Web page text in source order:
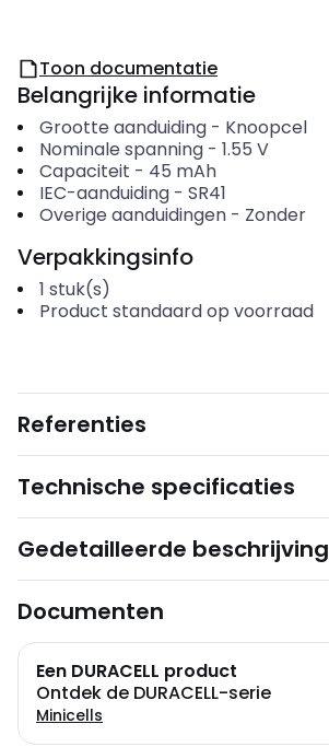
Toon documentatie
Belangrijke informatie
Grootte aanduiding- Knoopcel
Nominale spanning- 1.55 V
Capaciteit - 45 mAh
IEC-aanduiding- SR41
Overige aanduidingen- Zonder
Verpakkingsinfo
1 stuk(s)
Product standaard op voorraad
Referenties
Technische specificaties
Gedetailleerde beschrijving
Documenten
Een DURACELL product
Ontdek de DURACELL-serie
Minicells